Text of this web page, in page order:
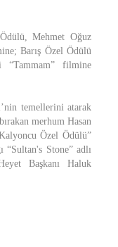
Mehmet Oğuz
Barış Özel Ödülü
“Tammam” filmine
temellerini atarak
merhum Hasan
Özel Ödülü”
“Sultan's Stone” adlı
Başkanı Haluk